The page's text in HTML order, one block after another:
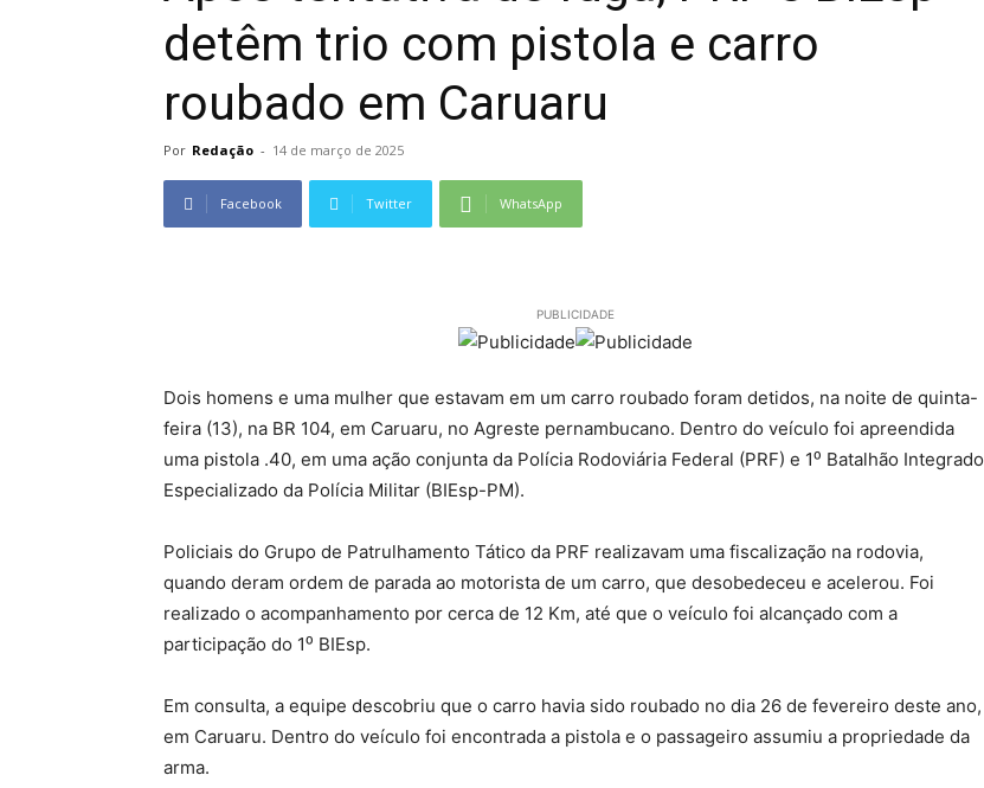
detêm trio com pistola e carro
roubado em Caruaru
Por Redação - 14 de março de 2025
Facebook Twitter WhatsApp
PUBLICIDADE
Dois homens e uma mulher que estavam em um carro roubado foram detidos, na noite de quinta-
feira (13), na BR 104, em Caruaru, no Agreste pernambucano. Dentro do veículo foi apreendida
uma pistola .40, em uma ação conjunta da Polícia Rodoviária Federal (PRF) e 1⁰ Batalhão Integrado
Especializado da Polícia Militar (BIEsp-PM).
Policiais do Grupo de Patrulhamento Tático da PRF realizavam uma fiscalização na rodovia,
quando deram ordem de parada ao motorista de um carro, que desobedeceu e acelerou. Foi
realizado o acompanhamento por cerca de 12 Km, até que o veículo foi alcançado com a
participação do 1⁰ BIEsp.
Em consulta, a equipe descobriu que o carro havia sido roubado no dia 26 de fevereiro deste ano,
em Caruaru. Dentro do veículo foi encontrada a pistola e o passageiro assumiu a propriedade da
arma.